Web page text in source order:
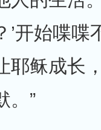
’开始喋喋
耶稣成长
。”